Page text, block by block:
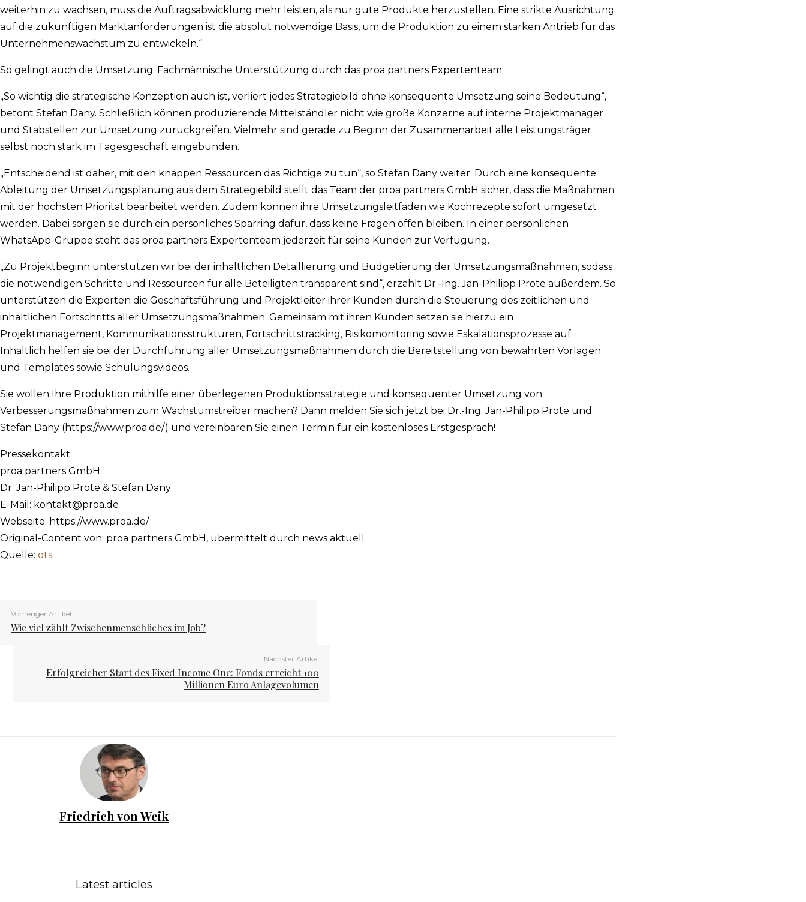
weiterhin zu wachsen, muss die Auftragsabwicklung mehr leisten, als nur gute Produkte herzustellen. Eine strikte Ausrichtung
auf die zukünftigen Marktanforderungen ist die absolut notwendige Basis, um die Produktion zu einem starken Antrieb für das
Unternehmenswachstum zu entwickeln.“
So gelingt auch die Umsetzung: Fachmännische Unterstützung durch das proa partners Expertenteam
„So wichtig die strategische Konzeption auch ist, verliert jedes Strategiebild ohne konsequente Umsetzung seine Bedeutung“,
betont Stefan Dany. Schließlich können produzierende Mittelständler nicht wie große Konzerne auf interne Projektmanager
und Stabstellen zur Umsetzung zurückgreifen. Vielmehr sind gerade zu Beginn der Zusammenarbeit alle Leistungsträger
selbst noch stark im Tagesgeschäft eingebunden.
„Entscheidend ist daher, mit den knappen Ressourcen das Richtige zu tun“, so Stefan Dany weiter. Durch eine konsequente
Ableitung der Umsetzungsplanung aus dem Strategiebild stellt das Team der proa partners GmbH sicher, dass die Maßnahmen
mit der höchsten Priorität bearbeitet werden. Zudem können ihre Umsetzungsleitfäden wie Kochrezepte sofort umgesetzt
werden. Dabei sorgen sie durch ein persönliches Sparring dafür, dass keine Fragen offen bleiben. In einer persönlichen
WhatsApp-Gruppe steht das proa partners Expertenteam jederzeit für seine Kunden zur Verfügung.
„Zu Projektbeginn unterstützen wir bei der inhaltlichen Detaillierung und Budgetierung der Umsetzungsmaßnahmen, sodass
die notwendigen Schritte und Ressourcen für alle Beteiligten transparent sind“, erzählt Dr.-Ing. Jan-Philipp Prote außerdem. So
unterstützen die Experten die Geschäftsführung und Projektleiter ihrer Kunden durch die Steuerung des zeitlichen und
inhaltlichen Fortschritts aller Umsetzungsmaßnahmen. Gemeinsam mit ihren Kunden setzen sie hierzu ein
Projektmanagement, Kommunikationsstrukturen, Fortschrittstracking, Risikomonitoring sowie Eskalationsprozesse auf.
Inhaltlich helfen sie bei der Durchführung aller Umsetzungsmaßnahmen durch die Bereitstellung von bewährten Vorlagen
und Templates sowie Schulungsvideos.
Sie wollen Ihre Produktion mithilfe einer überlegenen Produktionsstrategie und konsequenter Umsetzung von
Verbesserungsmaßnahmen zum Wachstumstreiber machen? Dann melden Sie sich jetzt bei Dr.-Ing. Jan-Philipp Prote und
Stefan Dany (https://www.proa.de/) und vereinbaren Sie einen Termin für ein kostenloses Erstgespräch!
Pressekontakt:
proa partners GmbH
Dr. Jan-Philipp Prote & Stefan Dany
E-Mail: kontakt@proa.de
Webseite: https://www.proa.de/
Original-Content von: proa partners GmbH, übermittelt durch news aktuell
Quelle: ots
Vorheriger Artikel
Wie viel zählt Zwischenmenschliches im Job?
Nächster Artikel
Erfolgreicher Start des Fixed Income One: Fonds erreicht 100
Millionen Euro Anlagevolumen
Friedrich von Weik
Latest articles